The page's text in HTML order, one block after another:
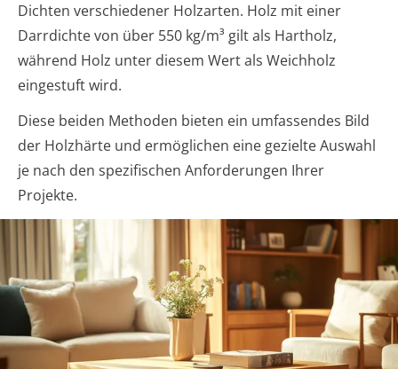
Dichten verschiedener Holzarten. Holz mit einer
Darrdichte von über 550 kg/m³ gilt als Hartholz,
während Holz unter diesem Wert als Weichholz
eingestuft wird.
Diese beiden Methoden bieten ein umfassendes Bild
der Holzhärte und ermöglichen eine gezielte Auswahl
je nach den spezifischen Anforderungen Ihrer
Projekte.